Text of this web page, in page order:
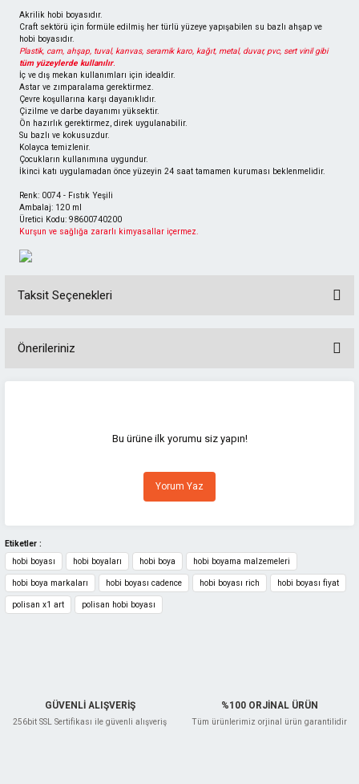
Akrilik hobi boyasıdır.
Craft sektörü için formüle edilmiş her türlü yüzeye yapışabilen su bazlı ahşap ve
hobi boyasıdır.
Plastik, cam, ahşap, tuval, kanvas, seramik karo, kağıt, metal, duvar, pvc, sert vinil gibi
tüm yüzeylerde kullanılır.
İç ve dış mekan kullanımları için idealdir.
Astar ve zımparalama gerektirmez.
Çevre koşullarına karşı dayanıklıdır.
Çizilme ve darbe dayanımı yüksektir.
Ön hazırlık gerektirmez, direk uygulanabilir.
Su bazlı ve kokusuzdur.
Kolayca temizlenir.
Çocukların kullanımına uygundur.
İkinci katı uygulamadan önce yüzeyin 24 saat tamamen kuruması beklenmelidir.
Renk: 0074 - Fıstık Yeşili
Ambalaj: 120 ml
Üretici Kodu: 98600740200
Kurşun ve sağlığa zararlı kimyasallar içermez.
Taksit Seçenekleri
Önerileriniz
Görüş ve önerileriniz için teşekkür ederiz.
Ürün resmi kalitesiz, bozuk veya görüntülenemiyor.
Ürün açıklamasında eksik bilgiler bulunuyor.
Ürün fiyatı diğer sitelerden daha pahalı.
Bu ürüne benzer farklı alternatifler olmalı.
Bu ürüne ilk yorumu siz yapın!
Yorum Yaz
Etiketler :
hobi boyası
hobi boyaları hobi boya hobi boyama malzemeleri
hobi boya markaları hobi boyası cadence hobi boyası rich hobi boyası fiyat
polisan x1 art polisan hobi boyası
GÜVENLİ ALIŞVERİŞ
256bit SSL Sertifikası ile güvenli alışveriş
%100 ORJİNAL ÜRÜN
Tüm ürünlerimiz orjinal ürün garantilidir